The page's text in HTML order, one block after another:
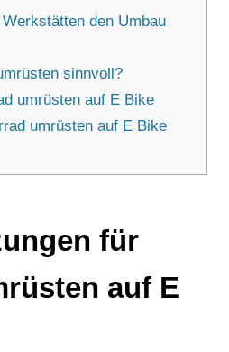
den Umbau
sinnvoll?
umrüsten auf E Bike
umrüsten auf E Bike
für
auf E